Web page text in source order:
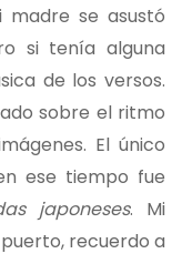
madre se asustó
si tenía alguna
de los versos.
sobre el ritmo
El único
ese tiempo fue
japoneses. Mi
recuerdo a